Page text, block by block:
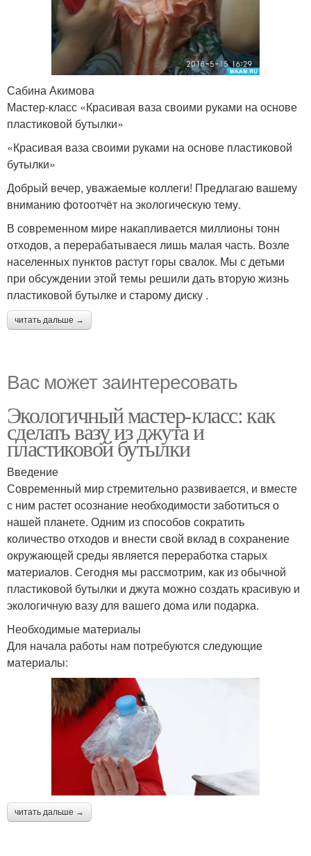
Сабина Акимова
Мастер-класс «Красивая ваза своими руками на основе
пластиковой бутылки»
«Красивая ваза своими руками на основе пластиковой
бутылки»
Добрый вечер, уважаемые коллеги! Предлагаю вашему
вниманию фотоотчёт на экологическую тему.
В современном мире накапливается миллионы тонн
отходов, а перерабатываеся лишь малая часть. Возле
населенных пунктов растут горы свалок. Мы с детьми
при обсуждении этой темы решили дать вторую жизнь
пластиковой бутылке и старому диску .
читать дальше →
Вас может заинтересовать
Экологичный мастер-класс: как
сделать вазу из джута и
пластиковой бутылки
Введение
Современный мир стремительно развивается, и вместе
с ним растет осознание необходимости заботиться о
нашей планете. Одним из способов сократить
количество отходов и внести свой вклад в сохранение
окружающей среды является переработка старых
материалов. Сегодня мы рассмотрим, как из обычной
пластиковой бутылки и джута можно создать красивую и
экологичную вазу для вашего дома или подарка.
Необходимые материалы
Для начала работы нам потребуются следующие
материалы:
читать дальше →